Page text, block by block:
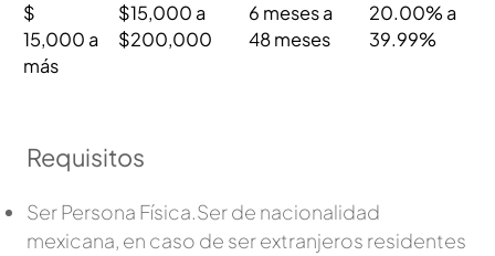
$
15,000 a
más
$15,000 a
$200,000
6 meses a
48 meses
20.00% a
39.99%
Requisitos
Ser Persona Física.Ser de nacionalidad
mexicana, en caso de ser extranjeros residentes